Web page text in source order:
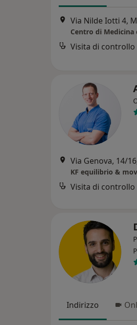
Via Nilde Iotti 4,
Centro di Medicina
Visita di controllo
Via Genova, 14/
KF equilibrio &
Visita di controllo
Indirizzo